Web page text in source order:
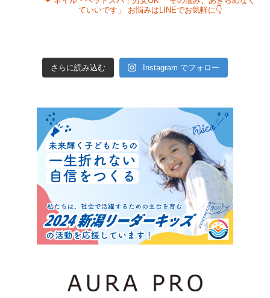
ていいです」
お悩みはLINEでお気軽に👇
さらに読み込む Instagram でフォロー